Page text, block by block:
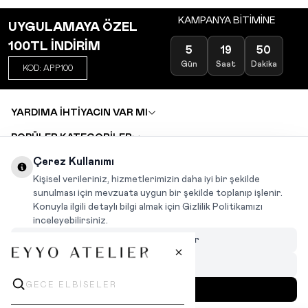
UYGULAMAYA ÖZEL
100TL İNDİRİM
KOD: APP100
KAMPANYA BİTİMİNE
5
Gün
19
Saat
50
Dakika
YARDIMA İHTİYACIN VAR MI
POPÜLER KATEGORİLER
DEĞİŞİM VE İADE TALEBİ
KARIYER
INSTAGRAM
Çerez Kullanımı
Kişisel verileriniz, hizmetlerimizin daha iyi bir şekilde
sunulması için mevzuata uygun bir şekilde toplanıp işlenir.
Konuyla ilgili detaylı bilgi almak için Gizlilik Politikamızı
inceleyebilirsiniz.
Çerezleri Özelleştir